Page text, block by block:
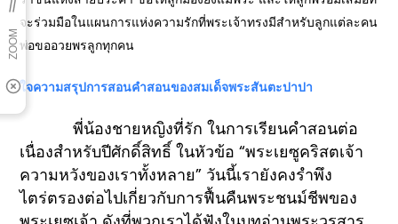
จะร่วมมือในแผนการแห่งความรักที่พระเจ้าทรงมีสำหรับลูกแต่ละคน
พ่อขออวยพรลูกทุกคน
ใจความสรุปการสอนคำสอนของสมเด็จพระสันตะปาปา
พี่น้องชายหญิงที่รัก ในการเรียนคำสอนต่อ
เนื่องสำหรับปีศักดิ์สิทธิ์ ในหัวข้อ “พระเยซูคริสตเจ้า
ความหวังของเราทั้งหลาย” วันนี้เรายังคงรำพึง
ไตร่ตรองต่อไปเกี่ยวกับการฟื้นคืนพระชนม์ชีพของ